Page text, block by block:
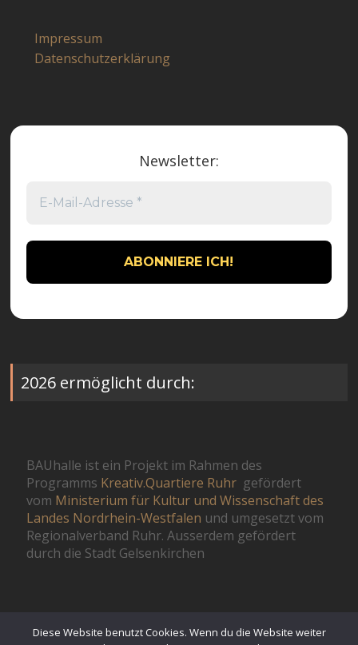
Impressum
Datenschutzerklärung
Newsletter:
2026 ermöglicht durch:
BAUhalle ist ein Projekt im Rahmen des
Programms Kreativ.Quartiere Ruhr gefördert
vom Ministerium für Kultur und Wissenschaft des
Landes Nordrhein-Westfalen und umgesetzt vom
Regionalverband Ruhr. Ausserdem gefördert
durch die Stadt Gelsenkirchen
© St.GeOrgel 2026
Diese Website benutzt Cookies. Wenn du die Website weiter